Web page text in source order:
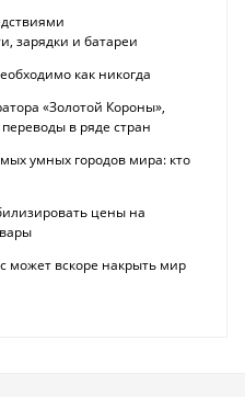
зарядки и батареи
как никогда
«Золотой Короны»,
в ряде стран
умных городов мира: кто
цены на
может вскоре накрыть мир